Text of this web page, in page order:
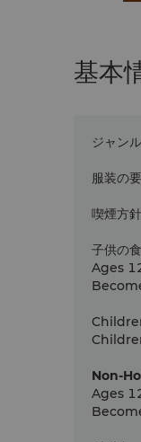
基本
ジャンル
服装の
喫煙方針
子供の
Ages
Non-
Ages